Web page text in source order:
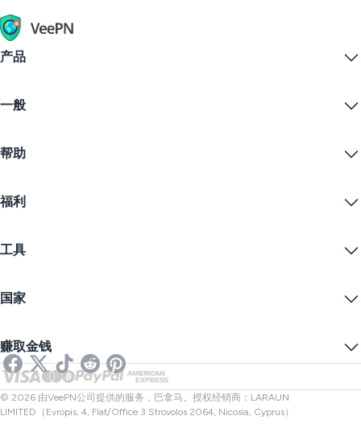
产品
VPN for macOS
iOS VPN
Firefox
免费VPN
一般
VPN下载
定价
学生优惠
博客
帮助
联系我们
隐私政策
Cookie偏好设置
福利
网络隐私
匿名IP
流媒体用VPN
Netflix VPN
工具
隐藏您的IP
在线短信
链接检查器
文件检查器
国家
英国VPN
加拿大VPN
土耳其VPN
赚取金钱
合作伙伴
© 2026 由VeePN公司提供的服务，巴拿马。授权经销商：LARAUN
LIMITED（Evropis, 4, Flat/Office 3 Strovolos 2064, Nicosia, Cyprus）